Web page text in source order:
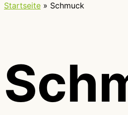
Startseite » Schmuck